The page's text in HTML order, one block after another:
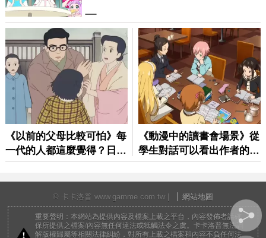
© 卡卡洛普 www.gamme.com.tw | 網站地圖
重要聲明：本網站為提供內容及檔案上載之平台，內容發佈者請確
保所提供之檔案/內容無任何違法或牴觸法令之虞。卡卡洛普無法調
解版權歸屬等相關法律糾紛，對所有上載之檔案和內容不負任何法